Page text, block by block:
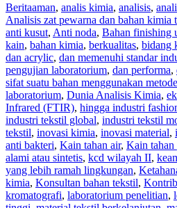
Beritaaman, analis kimia, analisis,
Analisis zat pewarna dan bahan kimia
anti kusut, Anti noda, Bahan finishing
kain, bahan kimia, berkualitas, bidang
dan acrylic, dan memenuhi standar
pengujian laboratorium, dan performa,
sifat suatu bahan menggunakan
laboratorium, Dunia Analisis Kimia,
Infrared (FTIR), hingga industri
industri tekstil global, industri tekstil
tekstil, inovasi kimia, inovasi material,
anti bakteri, Kain tahan air, Kain tahan
alami atau sintetis, kcd wilayah II,
yang lebih ramah lingkungan,
kimia, Konsultan bahan tekstil,
kromatografi, laboratorium penelitian,